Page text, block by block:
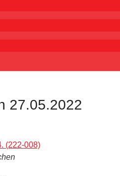
27.05.2022
(222-008)